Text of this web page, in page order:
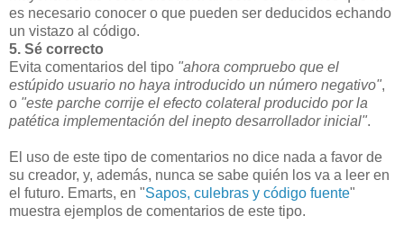
es necesario conocer o que pueden ser deducidos echando
un vistazo al código.
5. Sé correcto
Evita comentarios del tipo "ahora compruebo que el
estúpido usuario no haya introducido un número negativo",
o "este parche corrije el efecto colateral producido por la
patética implementación del inepto desarrollador inicial".
El uso de este tipo de comentarios no dice nada a favor de
su creador, y, además, nunca se sabe quién los va a leer en
el futuro. Emarts, en "Sapos, culebras y código fuente"
muestra ejemplos de comentarios de este tipo.